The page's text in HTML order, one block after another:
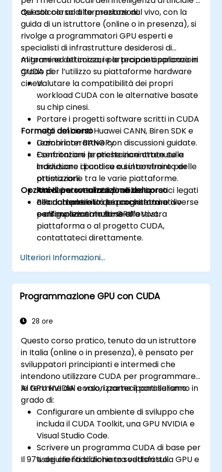
del calcolo ad alte prestazioni.
Questo corso di formazione dal vivo, con la
guida di un istruttore (online o in presenza), si
rivolge a programmatori GPU esperti e
specialisti di infrastrutture desiderosi di
migrare ed ottimizzare le proprie applicazioni
CUDA per l’utilizzo su piattaforme hardware
cinesi.
Al termine del corso, i partecipanti saranno in
grado di:
Valutare la compatibilità dei propri
workload CUDA con le alternative basate
su chip cinesi.
Portare i progetti software scritti in CUDA
negli ambienti Huawei CANN, Biren SDK e
Cambricon BANGPy.
Confrontare le prestazioni ottenute e
individuare i punti su cui intervenire per
ottimizzarle tra le varie piattaforme.
Risolvere eventuali problemi pratici legati
alla compatibilità tra architetture diverse
e all’implementazione effettiva.
Formato del corso
Lezioni interattive con discussioni guidate.
Esercitazioni pratiche incentrate sulla
traduzione di codice e sul confronto delle
prestazioni.
Attività strutturate finalizzate
all’adattamento dei programmi a
configurazioni multi-GPU.
Opzioni di personalizzazione del corso
Per richiedere un percorso formativo
personalizzato in base alla vostra
piattaforma o al progetto CUDA,
contattateci direttamente.
Ulteriori Informazioni...
Programmazione GPU con CUDA
28 ore
Questo corso pratico, tenuto da un istruttore
in Italia (online o in presenza), è pensato per
sviluppatori principianti e intermedi che
intendono utilizzare CUDA per programmare
le GPU NVIDIA e valorizzarne il parallelismo.
Al termine del corso, i partecipanti saranno in
grado di:
Configurare un ambiente di sviluppo che
includa il CUDA Toolkit, una GPU NVIDIA e
Visual Studio Code.
Scrivere un programma CUDA di base per
eseguire l'addizione tra vettori sulla GPU e
Il 97% dei clienti si dichiara soddisfatto.